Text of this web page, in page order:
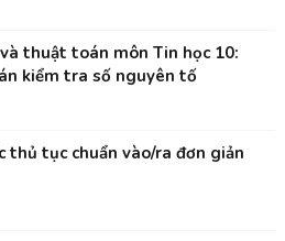
thuật toán môn Tin học 10:
kiểm tra số nguyên tố
thủ tục chuẩn vào/ra đơn giản